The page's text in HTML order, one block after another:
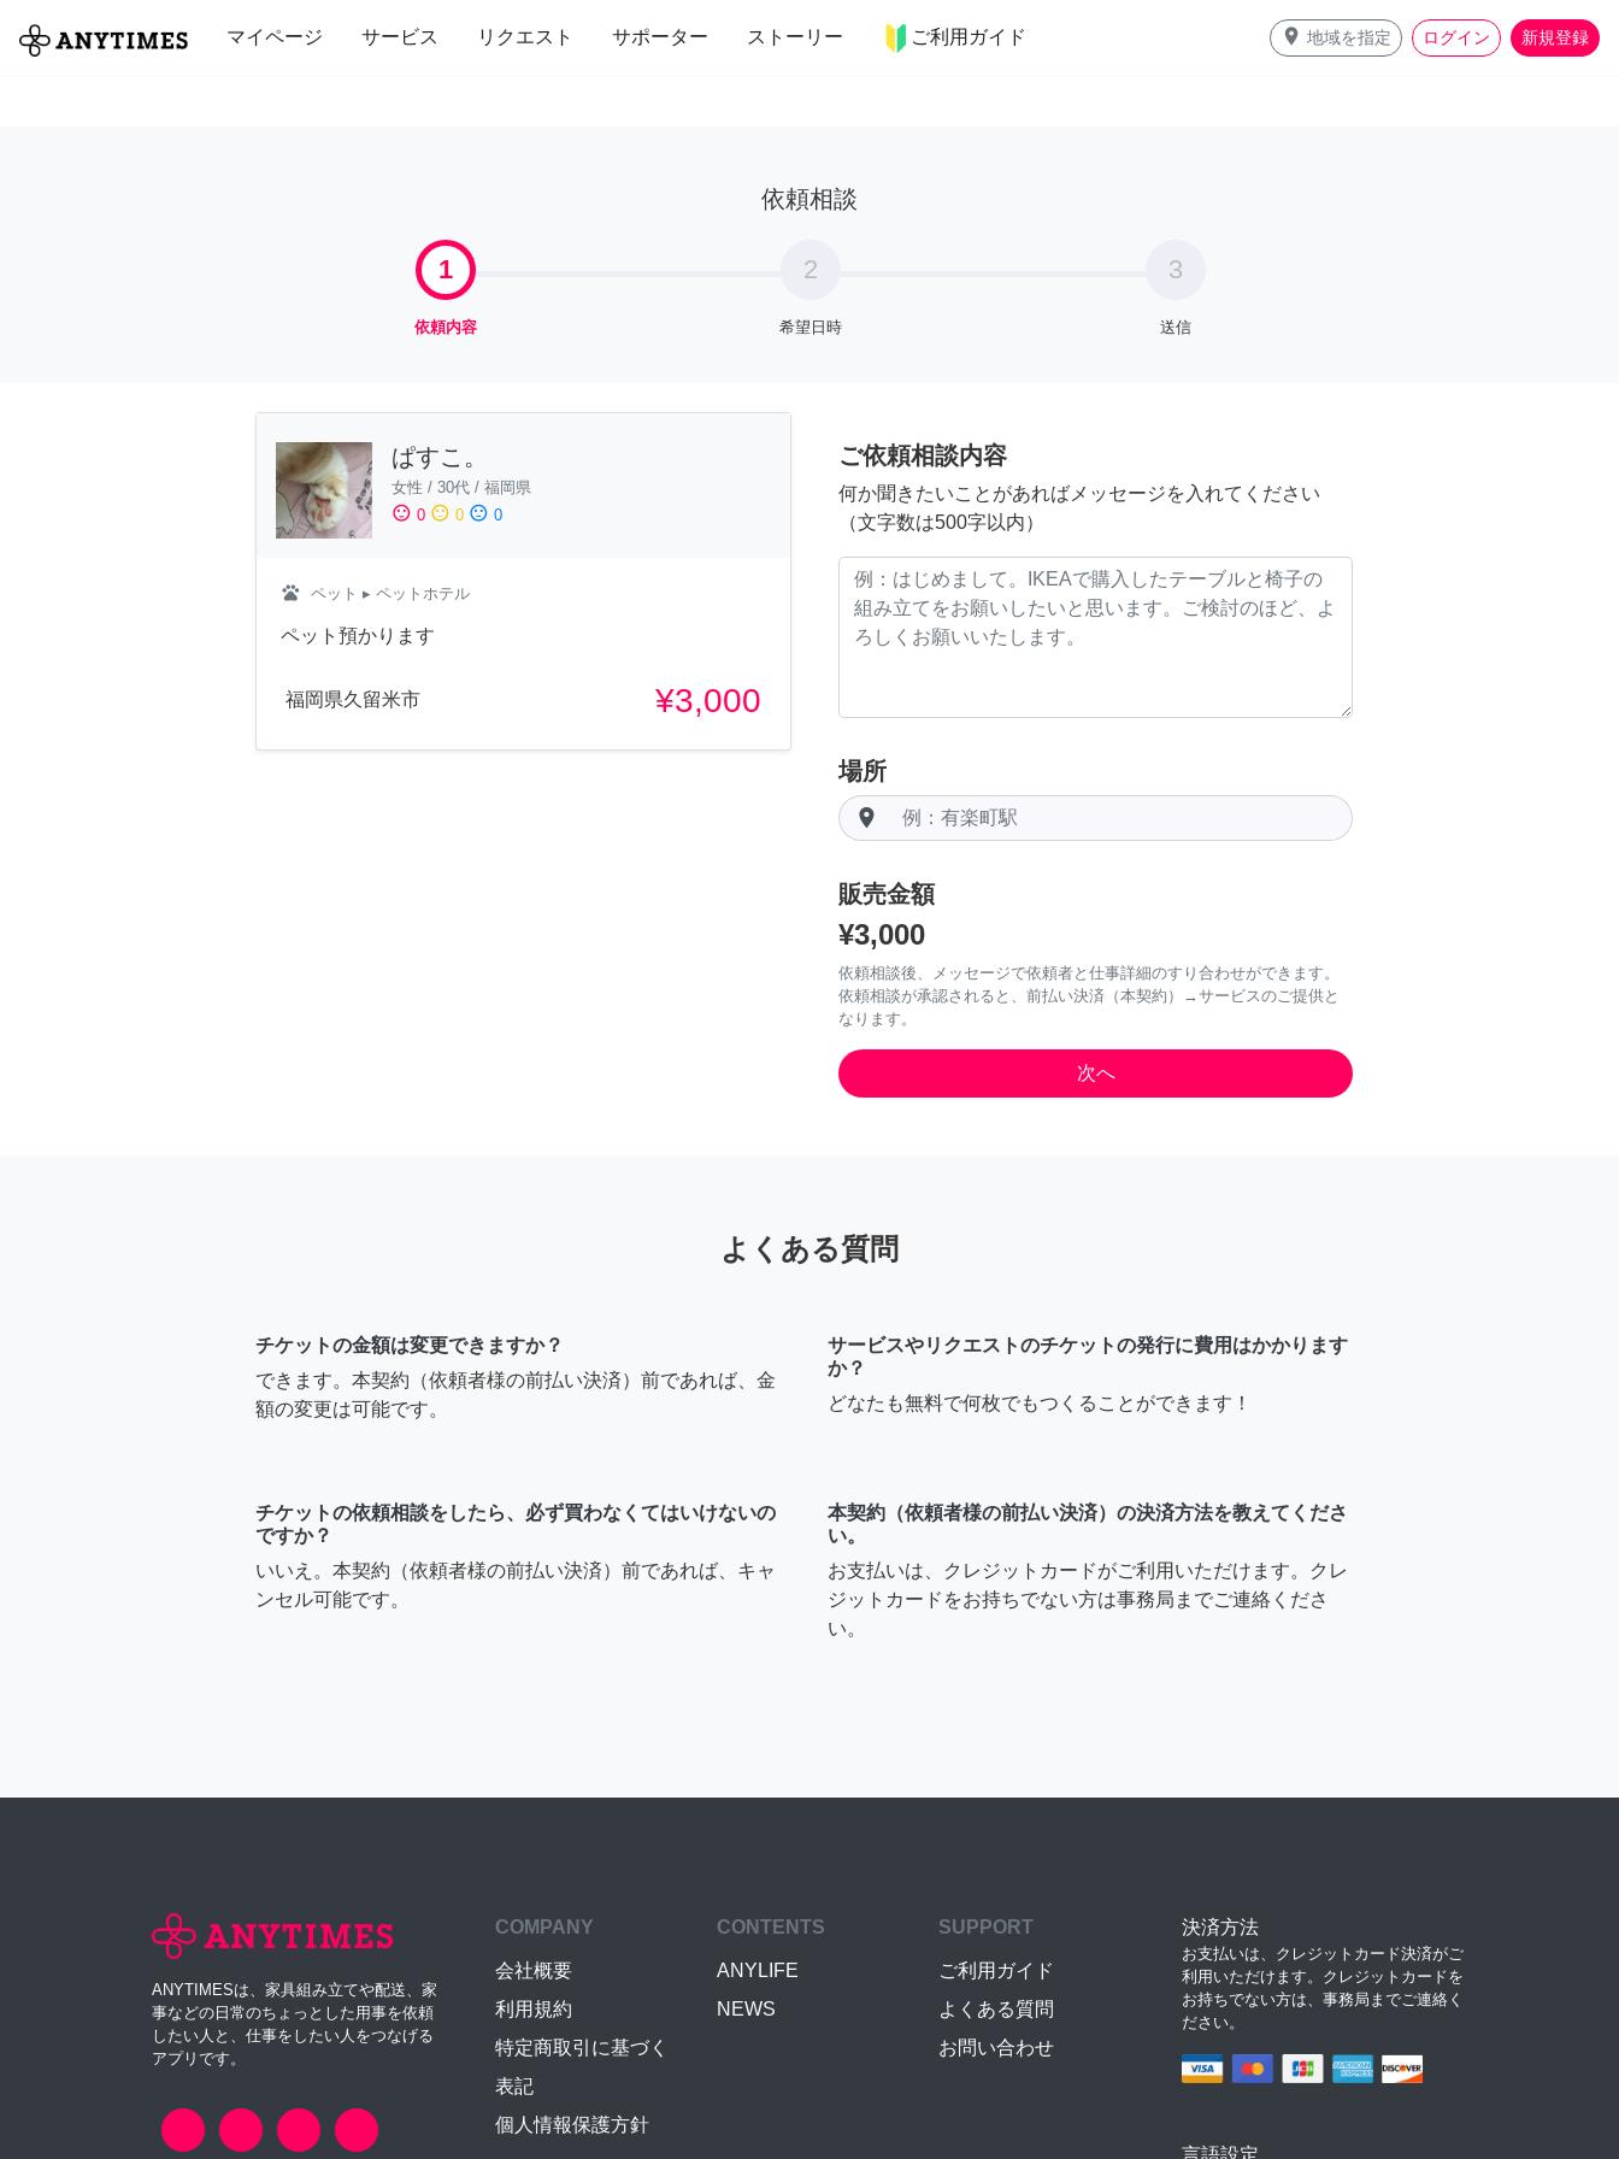
マイページ サービス リクエスト サポーター ストーリー ご利用ガイド place 地域を指定 ログイン 新規登録
全て 修理・組立 家事 引っ越し インテリア 趣味・習い事 ペット 料理
依頼相談
1
依頼内容
2
希望日時
3
送信
ぱすこ。
女性 / 30代 / 福岡県
sentiment_satisfied 0 sentiment_neutral 0 sentiment_dissatisfied 0
pets ペット ▸ ペットホテル
ペット預かります
福岡県久留米市 ¥3,000
ご依頼相談内容
何か聞きたいことがあればメッセージを入れてください
（文字数は500字以内）
場所
room
販売金額
¥3,000
依頼相談後、メッセージで依頼者と仕事詳細のすり合わせができます。
依頼相談が承認されると、前払い決済（本契約）→サービスのご提供と
なります。
よくある質問
チケットの金額は変更できますか？
できます。本契約（依頼者様の前払い決済）前であれば、金
額の変更は可能です。
サービスやリクエストのチケットの発行に費用はかかります
か？
どなたも無料で何枚でもつくることができます！
チケットの依頼相談をしたら、必ず買わなくてはいけないの
ですか？
いいえ。本契約（依頼者様の前払い決済）前であれば、キャ
ンセル可能です。
本契約（依頼者様の前払い決済）の決済方法を教えてくださ
い。
お支払いは、クレジットカードがご利用いただけます。クレ
ジットカードをお持ちでない方は事務局までご連絡くださ
い。
ANYTIMESは、家具組み立てや配送、家
事などの日常のちょっとした用事を依頼
したい人と、仕事をしたい人をつなげる
アプリです。
COMPANY
会社概要
利用規約
特定商取引に基づく
表記
個人情報保護方針
CONTENTS
ANYLIFE
NEWS
SUPPORT
ご利用ガイド
よくある質問
お問い合わせ
決済方法
お支払いは、クレジットカード決済がご
利用いただけます。クレジットカードを
お持ちでない方は、事務局までご連絡く
ださい。
言語設定